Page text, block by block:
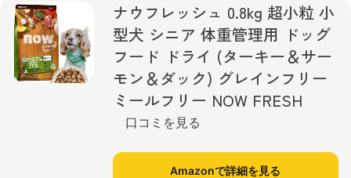
ナウフレッシュ 0.8kg 超小粒 小
型犬 シニア 体重管理用 ドッグ
フード ドライ (ターキー＆サー
モン＆ダック) グレインフリー
ミールフリー NOW FRESH
口コミを見る
Amazonで詳細を見る